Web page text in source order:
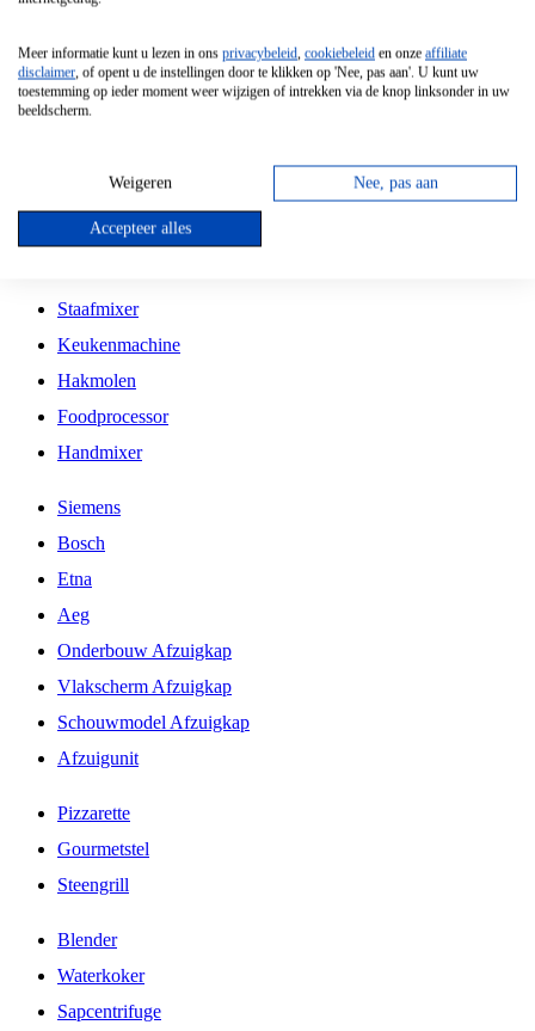
Vrijstaande Magnetron
Vrijstaande Kookplaat
Inbouw Gaskookplaat
Inbouw Keramische Kookplaat
Kookplaat Accessoires
Staafmixer
Keukenmachine
Hakmolen
Foodprocessor
Handmixer
Siemens
Bosch
Etna
Aeg
Onderbouw Afzuigkap
Vlakscherm Afzuigkap
Schouwmodel Afzuigkap
Afzuigunit
Pizzarette
Gourmetstel
Steengrill
Blender
Waterkoker
Sapcentrifuge
Meer informatie kunt u lezen in ons privacybeleid, cookiebeleid en onze affiliate
disclaimer, of opent u de instellingen door te klikken op 'Nee, pas aan'. U kunt uw
toestemming op ieder moment weer wijzigen of intrekken via de knop linksonder in uw
beeldscherm.
Weigeren Nee, pas aan
Accepteer alles